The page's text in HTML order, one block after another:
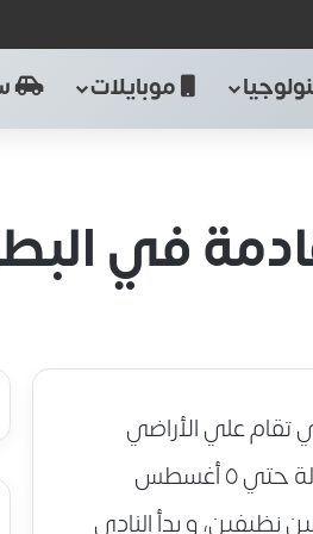
موبايلات
في
تقام علي الأراضي
المصرية بمدينتي القاهرة و الإسكندرية، و من المقرر أن تستمر البطولة حتي ٥ أغسطس
نظيفين، و بدأ النادي